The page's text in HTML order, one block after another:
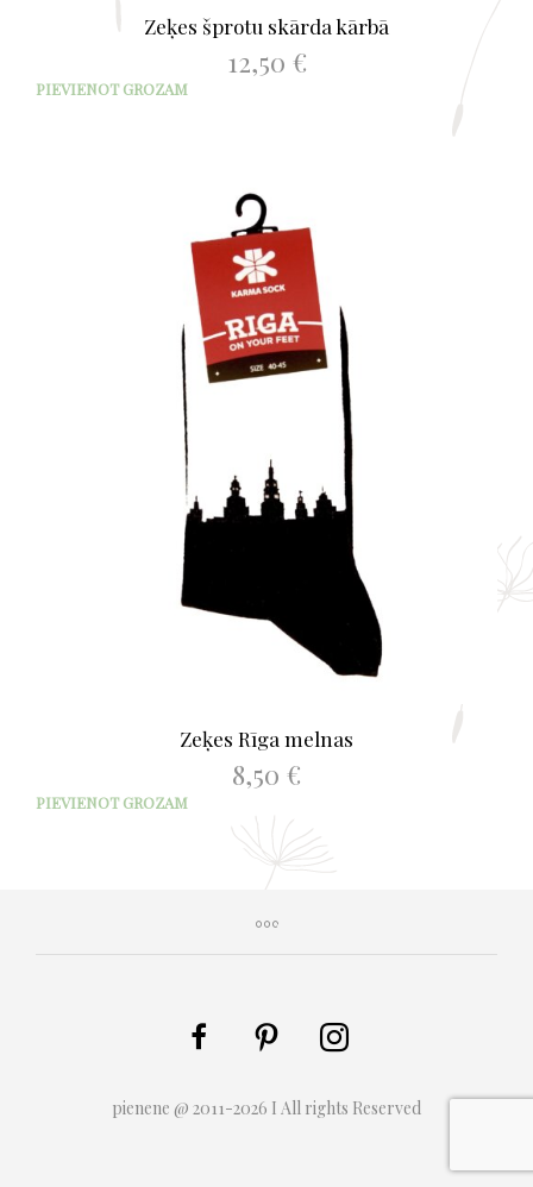
Zeķes šprotu skārda kārbā
12,50 €
PIEVIENOT GROZAM
Zeķes Rīga melnas
8,50 €
PIEVIENOT GROZAM
pienene @ 2011-2026 I All rights Reserved